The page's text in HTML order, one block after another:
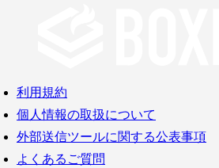
利用規約
個人情報の取扱について
外部送信ツールに関する公表事項
よくあるご質問